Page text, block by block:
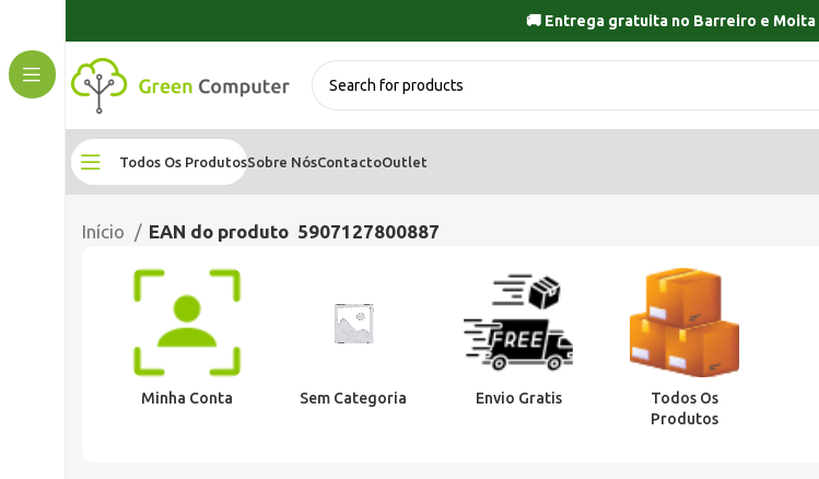
🚚 Entrega gratuita no Barreiro e Moita
Todos Os ProdutosSobre NósContactoOutlet
Início EAN do produto 5907127800887
Minha Conta Sem Categoria Envio Gratis
Todos Os
Produtos